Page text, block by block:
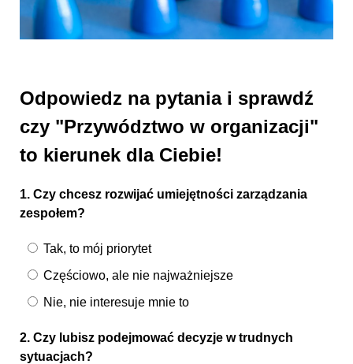
Odpowiedz na pytania i sprawdź
czy "Przywództwo w organizacji"
to kierunek dla Ciebie!
1. Czy chcesz rozwijać umiejętności zarządzania
zespołem?
Tak, to mój priorytet
Częściowo, ale nie najważniejsze
Nie, nie interesuje mnie to
2. Czy lubisz podejmować decyzje w trudnych
sytuacjach?